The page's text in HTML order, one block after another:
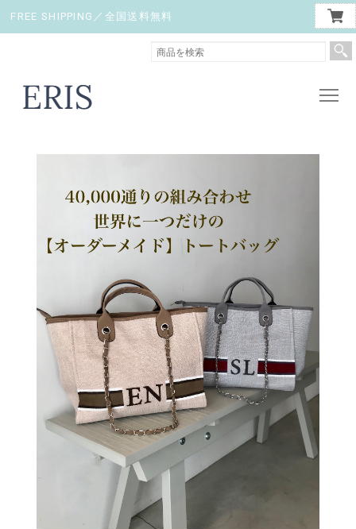
FREE SHIPPING／全国送料無料